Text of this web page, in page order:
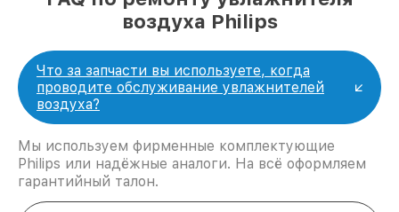
воздуха Philips
Что за запчасти вы используете, когда
проводите обслуживание увлажнителей
воздуха?
Мы используем фирменные комплектующие
Philips или надёжные аналоги. На всё оформляем
гарантийный талон.